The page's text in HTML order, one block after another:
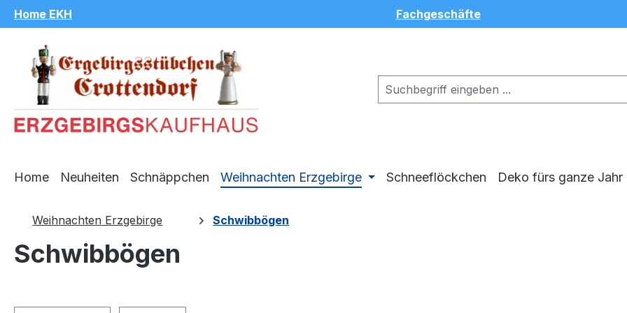
Hauptinhalt springen
Zur Suche springen
Zur Hauptnavigation springen
Home EKH Fachgeschäfte
Home Neuheiten Schnäppchen Weihnachten Erzgebirge Schneeflöckchen Deko fürs ganze Jahr
Weihnachten Erzgebirge Schwibbögen
Schwibbögen